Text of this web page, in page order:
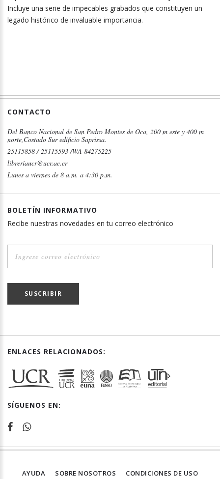
Incluye una serie de impecables grabados que constituyen un
legado histórico de invaluable importancia.
CONTACTO
Del Banco Nacional de San Pedro Montes de Oca, 200 m este y 400 m
norte,Costado Sur edificio Saprissa.
25115858 / 25115593 /WA 84275225
libreriaucr@ucr.ac.cr
Lunes a viernes de 8 a.m. a 4:30 p.m.
BOLETÍN INFORMATIVO
Recibe nuestras novedades en tu correo electrónico
SUSCRIBIR
ENLACES RELACIONADOS:
SÍGUENOS EN:
AYUDA SOBRE NOSOTROS CONDICIONES DE USO